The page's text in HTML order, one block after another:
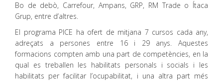
Bo de debò, Carrefour, Ampans, GRP, RM Trade o Ítaca
Grup, entre d’altres.
El programa PICE ha ofert de mitjana 7 cursos cada any,
adreçats a persones entre 16 i 29 anys. Aquestes
formacions compten amb una part de competències, en la
qual es treballen les habilitats personals i socials i les
habilitats per facilitar l’ocupabilitat, i una altra part més